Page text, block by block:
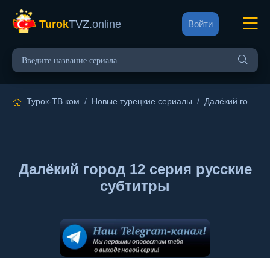
TurokTVZ.online Войти
Турок-ТВ.ком / Новые турецкие сериалы / Далёкий город
Далёкий город 12 серия русские
субтитры